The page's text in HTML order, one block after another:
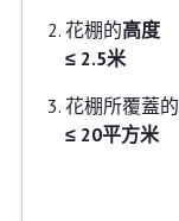
花棚的高度
≤ 2.5米
花棚所覆蓋的
≤ 20平方米